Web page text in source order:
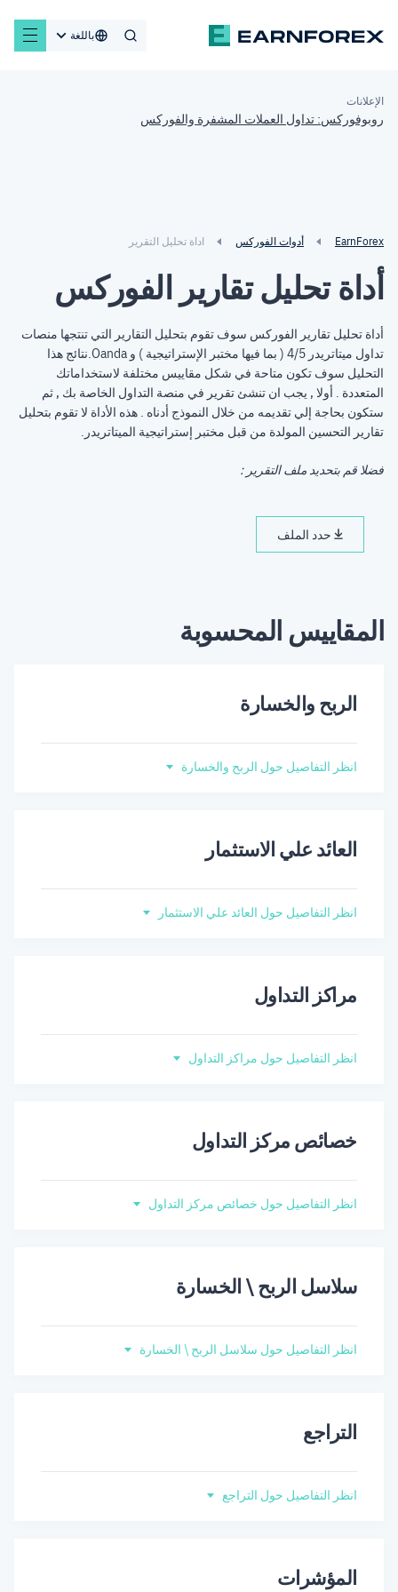
باللغة
الإعلانات
روبوفوركس: تداول العملات المشفرة والفوركس
EarnForex أدوات الفوركس اداة تحليل التقرير
أداة تحليل تقارير الفوركس
أداة تحليل تقارير الفوركس سوف تقوم بتحليل التقارير التي تنتجها منصات
تداول ميتاتريدر 4/5 ( بما فيها مختبر الإستراتيجية ) و Oanda.نتائج هذا
التحليل سوف تكون متاحة في شكل مقاييس مختلفة لاستخداماتك
المتعددة . أولا , يجب ان تنشئ تقرير في منصة التداول الخاصة بك , ثم
ستكون بحاجة إلي تقديمه من خلال النموذج أدناه . هذه الأداة لا تقوم بتحليل
تقارير التحسين المولدة من قبل مختبر إستراتيجية الميتاتريدر.
فضلا قم بتحديد ملف التقرير :
حدد الملف
المقاييس المحسوبة
الربح والخسارة
انظر التفاصيل حول الربح والخسارة
العائد علي الاستثمار
انظر التفاصيل حول العائد علي الاستثمار
مراكز التداول
انظر التفاصيل حول مراكز التداول
خصائص مركز التداول
انظر التفاصيل حول خصائص مركز التداول
سلاسل الربح \ الخسارة
انظر التفاصيل حول سلاسل الربح \ الخسارة
التراجع
انظر التفاصيل حول التراجع
المؤشرات